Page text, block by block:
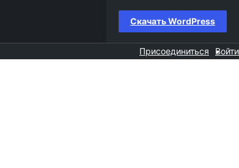
Скачать WordPress
Присоединиться Войти